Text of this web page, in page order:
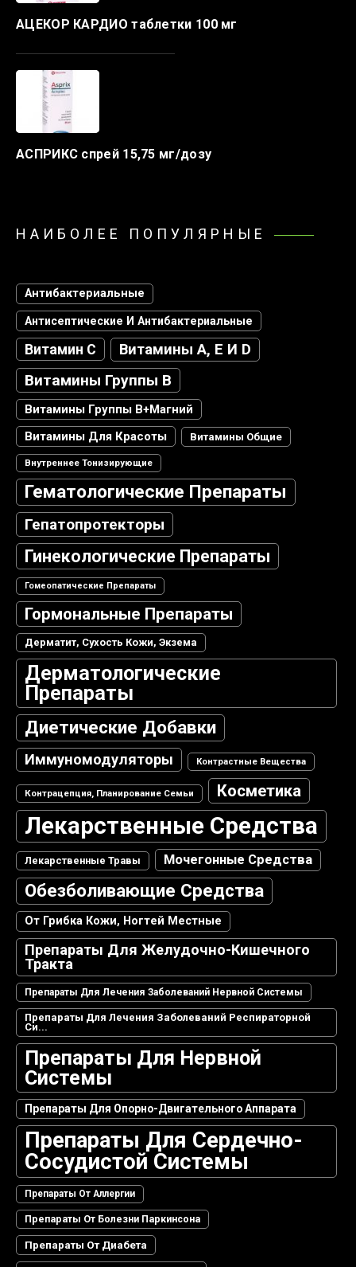
АЦЕКОР КАРДИО таблетки 100 мг
АСПРИКС спрей 15,75 мг/дозу
НАИБОЛЕЕ ПОПУЛЯРНЫЕ
Антибактериальные
Антисептические И Антибактериальные
Витамин С Витамины А, Е И D
Витамины Группы В
Витамины Группы В+магний
Витамины Для Красоты
Витамины Общие
Внутреннее Тонизирующие
Гематологические Препараты
Гепатопротекторы
Гинекологические Препараты
Гомеопатические Препараты
Гормональные Препараты
Дерматит, Сухость Кожи, Экзема
Дерматологические
Препараты
Диетические Добавки
Иммуномодуляторы Контрастные Вещества
Контрацепция, Планирование Семьи Косметика
Лекарственные Средства
Лекарственные Травы Мочегонные Средства
Обезболивающие Средства
От Грибка Кожи, Ногтей Местные
Препараты Для Желудочно-Кишечного
Тракта
Препараты Для Лечения Заболеваний Нервной Системы
Препараты Для Лечения Заболеваний Респираторной
Си...
Препараты Для Нервной
Системы
Препараты Для Опорно-Двигательного Аппарата
Препараты Для Сердечно-
Сосудистой Системы
Препараты От Аллергии
Препараты От Болезни Паркинсона
Препараты От Диабета